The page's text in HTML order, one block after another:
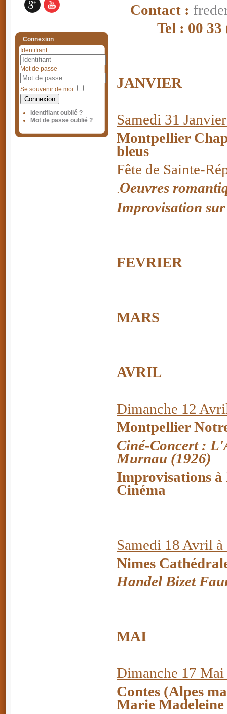
Connexion
Identifiant
Mot de passe
Se souvenir de moi
Connexion
Identifiant oublié ?
Mot de passe oublié ?
Contact :
Tel : 00
JANVIER
Samedi 31
Montpellier
bleus
Fête de Sainte-
.Oeuvres
Improvisation
FEVRIER
MARS
AVRIL
Dimanche 12
Montpellier
Ciné-Concert :
Murnau (1926)
Improvisations
Cinéma
Samedi 18 Avril
Nimes
Handel Bizet
MAI
Dimanche 17 Mai
Contes (Alpes
Marie Madeleine